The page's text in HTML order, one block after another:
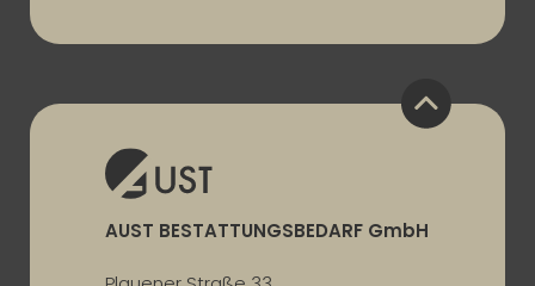
AUST BESTATTUNGSBEDARF GmbH